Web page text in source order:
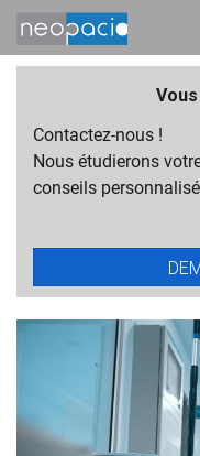
Contactez-nous !
Nous étudierons
conseils